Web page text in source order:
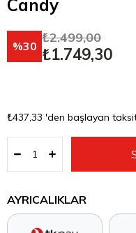
Candy
30
₺2.499,00
₺1.749,30
₺437,33 'den başlayan
AYRICALIKLAR